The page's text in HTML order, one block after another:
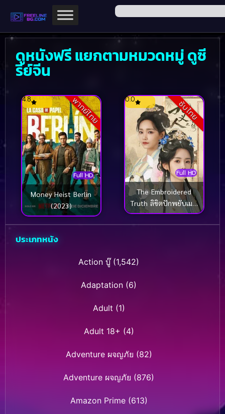
ดูหนังฟรี แยกตามหมวดหมู่ ดูซี
รีย์จีน
พากย์ไทย
Full HD
4.8
Money Heist Berlin
(2023)
ซับไทย
Full HD
0.0
The Embroidered
Truth ลิขิตปักพยับเมฆ
(2026)
ประเภทหนัง
Action บู๊(1,542)
Adaptation (6)
Adult (1)
Adult 18+ (4)
Adventure ผจญภัย (82)
Adventure ผจญภัย (876)
Amazon Prime(613)